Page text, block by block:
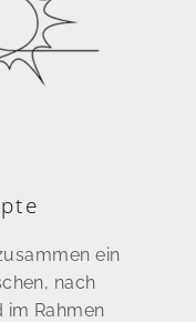
ein
nach
im Rahmen